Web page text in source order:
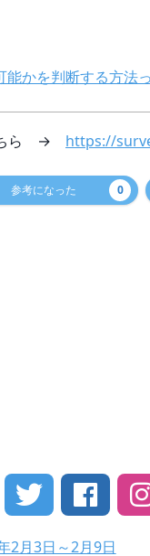
かを判断する方法
ちら → https://
参考になった 0
2月3日～2月9日